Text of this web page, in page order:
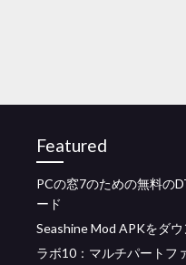
Featured
PCの窓7のための無料の
ード
Seashine Mod APKをダウ
ラボ10：マルチパートフ